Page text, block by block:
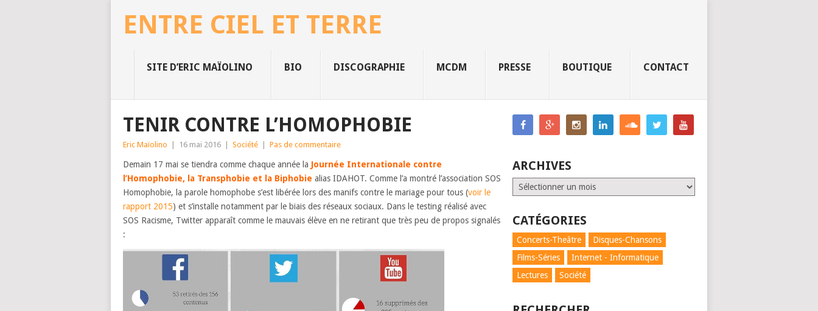
ENTRE CIEL ET TERRE
SITE D’ERIC MAÏOLINO BIO DISCOGRAPHIE MCDM PRESSE BOUTIQUE CONTACT
TENIR CONTRE L’HOMOPHOBIE
Eric Maïolino 16 mai 2016 Société Pas de commentaire
Demain 17 mai se tiendra comme chaque année la Journée Internationale contre
l’Homophobie, la Transphobie et la Biphobie alias IDAHOT. Comme l’a montré l’association SOS
Homophobie, la parole homophobe s’est libérée lors des manifs contre le mariage pour tous (voir le
rapport 2015) et s’installe notamment par le biais des réseaux sociaux. Dans le testing réalisé avec
SOS Racisme, Twitter apparaît comme le mauvais élève en ne retirant que très peu de propos signalés
:
ARCHIVES
Archives
CATÉGORIES
Concerts-Theâtre
Disques-Chansons
Films-Séries
Internet - Informatique
Lectures
Société